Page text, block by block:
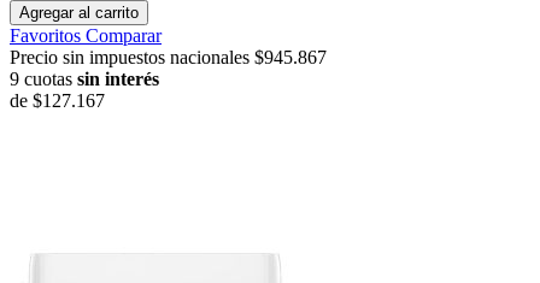
Agregar al carrito
Favoritos Comparar
Precio sin impuestos nacionales $945.867
9 cuotas sin interés
de $127.167